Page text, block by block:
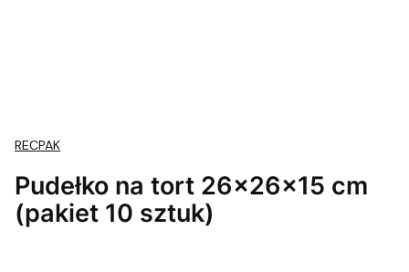
RECPAK
Pudełko na tort 26x26x15 cm
(pakiet 10 sztuk)